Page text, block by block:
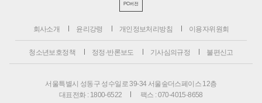
PC버전
회사소개 윤리강령 개인정보처리방침 이용자위원회
청소년보호정책 정정·반론보도 기사심의규정 불편신고
서울특별시 성동구 성수일로 39-34 서울숲더스페이스 12층
대표전화 : 1800-6522
팩스 : 070-4015-8658